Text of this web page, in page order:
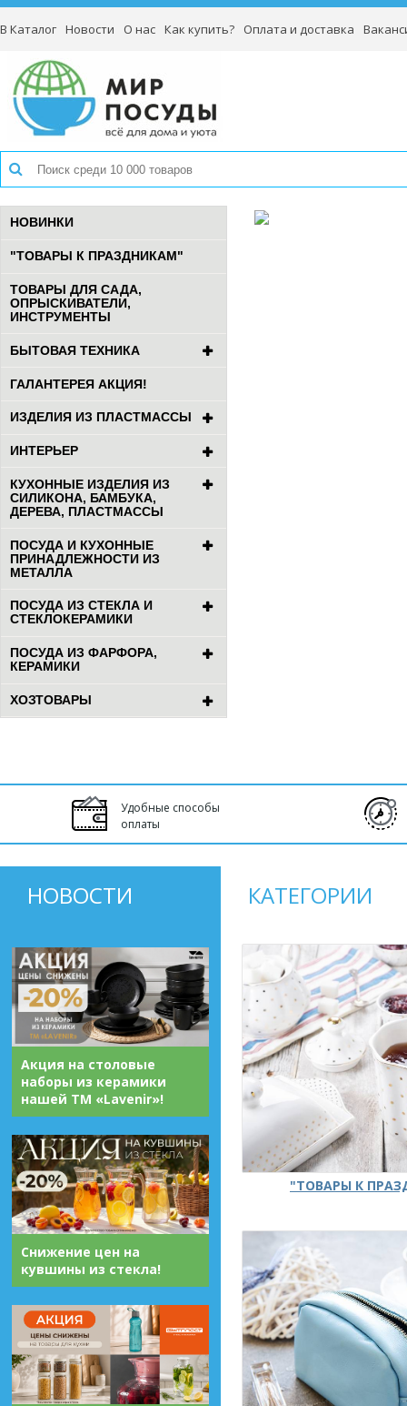
В Каталог Новости О нас Как купить? Оплата и доставка
НОВИНКИ
"ТОВАРЫ К ПРАЗДНИКАМ"
ТОВАРЫ ДЛЯ САДА,
ОПРЫСКИВАТЕЛИ,
ИНСТРУМЕНТЫ
БЫТОВАЯ ТЕХНИКА
ГАЛАНТЕРЕЯ АКЦИЯ!
ИЗДЕЛИЯ ИЗ ПЛАСТМАССЫ
ИНТЕРЬЕР
КУХОННЫЕ ИЗДЕЛИЯ ИЗ
СИЛИКОНА, БАМБУКА,
ДЕРЕВА, ПЛАСТМАССЫ
ПОСУДА И КУХОННЫЕ
ПРИНАДЛЕЖНОСТИ ИЗ
МЕТАЛЛА
ПОСУДА ИЗ СТЕКЛА И
СТЕКЛОКЕРАМИКИ
ПОСУДА ИЗ ФАРФОРА,
КЕРАМИКИ
ХОЗТОВАРЫ
Удобные способы
оплаты
НОВОСТИ
Акция на столовые
наборы из керамики
нашей ТМ «Lavenir»!
Снижение цен на
кувшины из стекла!
КАТЕГОРИИ
"ТОВАРЫ К